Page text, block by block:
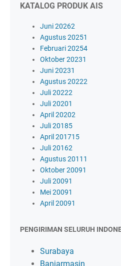
KATALOG PRODUK AIS
Juni 20262
Agustus 20251
Februari 20254
Oktober 20231
Juni 20231
Agustus 20222
Juli 20222
Juli 20201
April 20202
Juli 20185
April 201715
Juli 20162
Agustus 2011 1
Oktober 20091
Juli 20091
Mei 20091
April 20091
PENGIRIMAN SELURUH
Surabaya
Banjarmasin